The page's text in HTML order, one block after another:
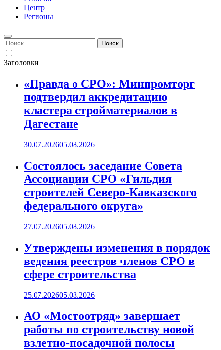
Центр
Регионы
Найти:
Заголовки
«Правда о СРО»: Минпромторг
подтвердил аккредитацию
кластера стройматериалов в
Дагестане
30.07.202605.08.2026
Состоялось заседание Совета
Ассоциации СРО «Гильдия
строителей Северо-Кавказского
федерального округа»
27.07.202605.08.2026
Утверждены изменения в порядок
ведения реестров членов СРО в
сфере строительства
25.07.202605.08.2026
АО «Мостоотряд» завершает
работы по строительству новой
взлетно-посадочной полосы